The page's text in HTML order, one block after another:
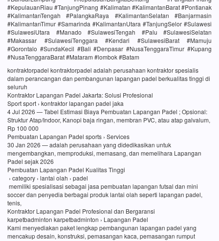
#KepulauanRiau #TanjungPinang #Kalimatan #KalimantanBarat #Pontianak
#KalimantanTengah #PalangkaRaya #KalimantanSelatan #Banjarmasin
#KalimantanTimur #Samarinda #KalimantanUtara #TanjungSelor #Sulawesi
#SulawesiUtara #Manado #SulawesiTengah #Palu #SulawesiSelatan
#Makassar #SulawesiTenggara #Kendari #SulawesiBarat #Mamuju
#Gorontalo #SundaKecil #Bali #Denpasar #NusaTenggaraTimur #Kupang
#NusaTenggaraBarat #Mataram #lombok #Batam
kontraktorpadel kontraktorpadel adalah perusahaan kontraktor spesialis
dalam perancangan dan pembangunan lapangan padel berkualitas tinggi di
seluruh
Kontraktor Lapangan Padel Jakarta: Solusi Profesional
Sport sport › kontraktor lapangan padel jaka
4 Jul 2026 — Tabel Estimasi Biaya Pembuatan Lapangan Padel ; Opsional:
Struktur Atap/Indoor, Kanopi baja ringan, membran PVC, atau atap galvalum,
Rp 100 000
Pembuatan Lapangan Padel sports › Services
30 Jan 2026 — adalah perusahaan yang didedikasikan untuk
mengembangkan, memproduksi, memasang, dan memelihara Lapangan
Padel sejak 2026
Pembuatan Lapangan Padel Kualitas Tinggi
› category › lantai olah › padel
memiliki spesialisasi sebagai jasa pembuatan lapangan futsal dan mini
soccer dan penyedia berbagai produk lantai olah seperti lapangan padel,
tenis,
Kontraktor Lapangan Padel Profesional dan Bergaransi
karpetbadminton karpetbadminton › Lapangan Padel
Kami menyediakan paket lengkap pembangunan lapangan padel yang
mencakup desain, konstruksi, pemasangan kaca, pemasangan rumput